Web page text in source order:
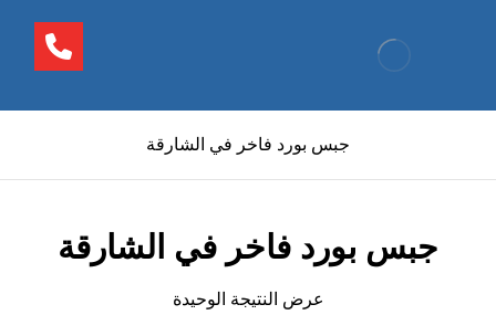
جبس بورد فاخر في الشارقة
جبس بورد فاخر في الشارقة
عرض النتيجة الوحيدة